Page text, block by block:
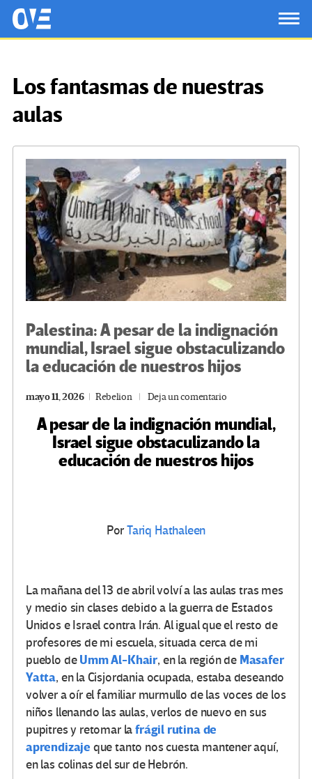
Saltar al contenido principal
OtrasVocesenEducacion.org
Los fantasmas de nuestras
aulas
Palestina: A pesar de la indignación
mundial, Israel sigue obstaculizando
la educación de nuestros hijos
mayo 11, 2026 Rebelion Deja un comentario
A pesar de la indignación mundial,
Israel sigue obstaculizando la
educación de nuestros hijos
PorTariq Hathaleen
La mañana del 13 de abril volví a las aulas tras mes
y medio sin clases debido a la guerra de Estados
Unidos e Israel contra Irán. Al igual que el resto de
profesores de mi escuela, situada cerca de mi
pueblo deUmm Al-Khair, en la región de Masafer
Yatta, en la Cisjordania ocupada, estaba deseando
volver a oír el familiar murmullo de las voces de los
niños llenando las aulas, verlos de nuevo en sus
pupitres y retomar lafrágil rutina de
aprendizaje que tanto nos cuesta mantener aquí,
en las colinas del sur de Hebrón.